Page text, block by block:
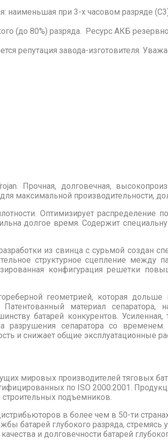
наименьшая при 3-х часовом разряде
(до 80%) разряда. Ресурс АКБ
репутация завода-изготовителя.
Прочная, долговечная,
максимальной производительности,
Оптимизирует распределение
долгое время. Содержит
из свинца с сурьмой создан
структурное сцепление между
конфигурация решетки
геометрией, которая
материал
батарей конкурентов. Усиленная,
сепаратора со временем.
и снижает общие эксплуатационные
мировых производителей тяговых
по ISO 2000:2001.
строительных подъемников.
в более чем в 50-ти
батарей глубокого разряда,
и долговечности батарей